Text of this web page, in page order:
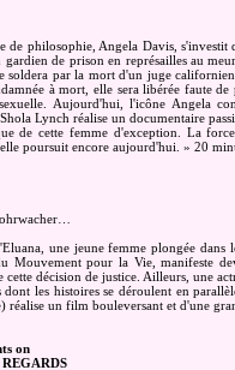
de philosophie, Angela Davis,
gardien de prison en représailles au
soldera par la mort d'un juge
à mort, elle sera libérée faute
Aujourd'hui, l'icône Angela
Lynch réalise un documentaire
de cette femme d'exception. La
poursuit encore aujourd'hui. » 20
une jeune femme plongée dans
Mouvement pour la Vie, manifeste
cette décision de justice. Ailleurs, une
les histoires se déroulent en
un film bouleversant et d'une
on